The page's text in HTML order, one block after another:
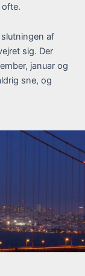
af
sig. Der
januar og
sne, og